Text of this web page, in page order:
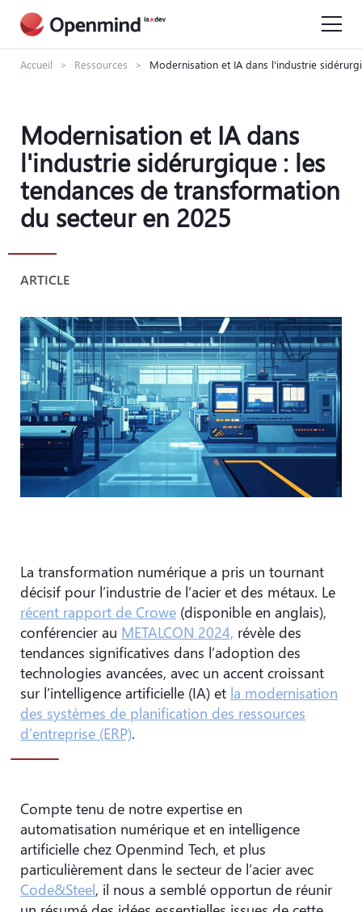
Accueil > Ressources > Modernisation et IA dans l'industrie
Modernisation et IA dans
l'industrie sidérurgique : les
tendances de transformation
du secteur en 2025
ARTICLE
La transformation numérique a pris un tournant
décisif pour l’industrie de l’acier et des métaux. Le
récent rapport de Crowe (disponible en anglais),
conférencier au METALCON 2024, révèle des
tendances significatives dans l’adoption des
technologies avancées, avec un accent croissant
sur l’intelligence artificielle (IA) et la modernisation
des systèmes de planification des ressources
d’entreprise (ERP).
Compte tenu de notre expertise en
automatisation numérique et en intelligence
artificielle chez Openmind Tech, et plus
particulièrement dans le secteur de l’acier avec
Code&Steel, il nous a semblé opportun de réunir